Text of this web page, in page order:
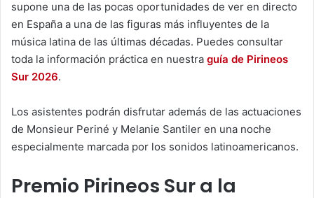
supone una de las pocas oportunidades de ver en directo
en España a una de las figuras más influyentes de la
música latina de las últimas décadas. Puedes consultar
toda la información práctica en nuestra guía de Pirineos
Sur 2026.
Los asistentes podrán disfrutar además de las actuaciones
de Monsieur Periné y Melanie Santiler en una noche
especialmente marcada por los sonidos latinoamericanos.
Premio Pirineos Sur a la